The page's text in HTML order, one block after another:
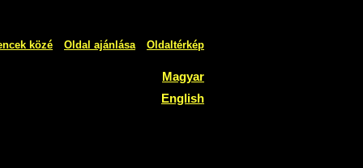
közé Oldal ajánlása Oldaltérkép
Magyar
English